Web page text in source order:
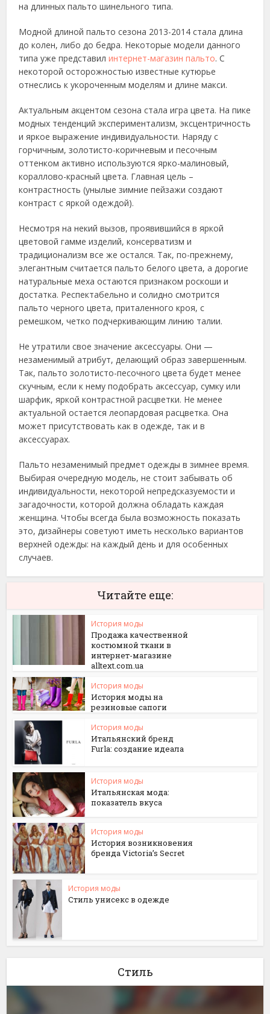
на длинных пальто шинельного типа.
Модной длиной пальто сезона 2013-2014 стала длина
до колен, либо до бедра. Некоторые модели данного
типа уже представилинтернет-магазин пальто. С
некоторой осторожностью известные кутюрье
отнеслись к укороченным моделям и длине макси.
Актуальным акцентом сезона стала игра цвета. На пике
модных тенденций экспериментализм, эксцентричность
и яркое выражение индивидуальности. Наряду с
горчичным, золотисто-коричневым и песочным
оттенком активно используются ярко-малиновый,
кораллово-красный цвета. Главная цель –
контрастность (унылые зимние пейзажи создают
контраст с яркой одеждой).
Несмотря на некий вызов, проявившийся в яркой
цветовой гамме изделий, консерватизм и
традиционализм все же остался. Так, по-прежнему,
элегантным считается пальто белого цвета, а дорогие
натуральные меха остаются признаком роскоши и
достатка. Респектабельно и солидно смотрится
пальто черного цвета, приталенного кроя, с
ремешком, четко подчеркивающим линию талии.
Не утратили свое значение аксессуары. Они —
незаменимый атрибут, делающий образ завершенным.
Так, пальто золотисто-песочного цвета будет менее
скучным, если к нему подобрать аксессуар, сумку или
шарфик, яркой контрастной расцветки. Не менее
актуальной остается леопардовая расцветка. Она
может присутствовать как в одежде, так и в
аксессуарах.
Пальто незаменимый предмет одежды в зимнее время.
Выбирая очередную модель, не стоит забывать об
индивидуальности, некоторой непредсказуемости и
загадочности, которой должна обладать каждая
женщина. Чтобы всегда была возможность показать
это, дизайнеры советуют иметь несколько вариантов
верхней одежды: на каждый день и для особенных
случаев.
Читайте еще:
История моды
Продажа качественной
костюмной ткани в
интернет-магазине
alltext.com.ua
История моды
История моды на
резиновые сапоги
История моды
Итальянский бренд
Furla: создание идеала
История моды
Итальянская мода:
показатель вкуса
История моды
История возникновения
бренда Victoria’s Secret
История моды
Стиль унисекс в одежде
Стиль